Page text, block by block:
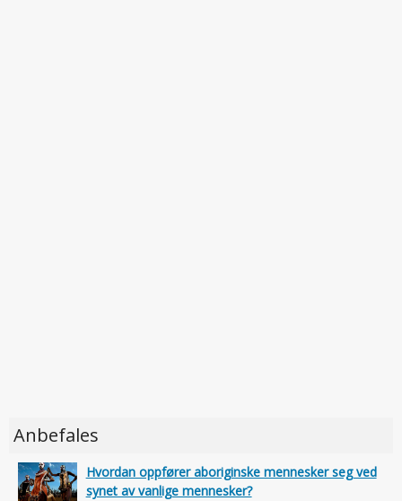
Anbefales
Hvordan oppfører aboriginske mennesker seg ved
synet av vanlige mennesker?